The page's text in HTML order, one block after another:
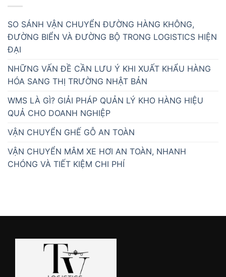
SO SÁNH VẬN CHUYỂN ĐƯỜNG HÀNG KHÔNG,
ĐƯỜNG BIỂN VÀ ĐƯỜNG BỘ TRONG LOGISTICS HIỆN
ĐẠI
NHỮNG VẤN ĐỀ CẦN LƯU Ý KHI XUẤT KHẨU HÀNG
HÓA SANG THỊ TRƯỜNG NHẬT BẢN
WMS LÀ GÌ? GIẢI PHÁP QUẢN LÝ KHO HÀNG HIỆU
QUẢ CHO DOANH NGHIỆP
VẬN CHUYỂN GHẾ GỖ AN TOÀN
VẬN CHUYỂN MÂM XE HƠI AN TOÀN, NHANH
CHÓNG VÀ TIẾT KIỆM CHI PHÍ